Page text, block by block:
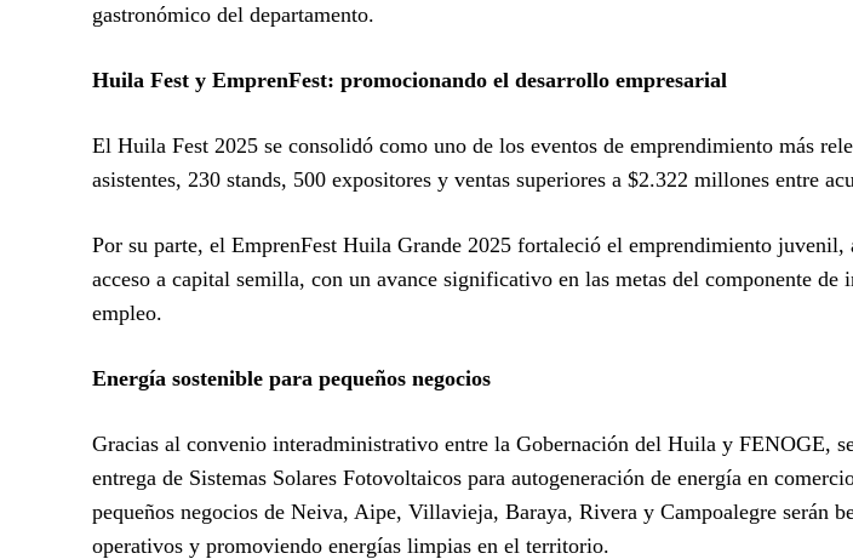
gastronómico del departamento.
Huila Fest y EmprenFest: promocionando el desarrollo empresarial
El Huila Fest 2025 se consolidó como uno de los eventos de emprendimiento más
asistentes, 230 stands, 500 expositores y ventas superiores a $2.322 millones entre
Por su parte, el EmprenFest Huila Grande 2025 fortaleció el emprendimiento
acceso a capital semilla, con un avance significativo en las metas del componente de
empleo.
Energía sostenible para pequeños negocios
Gracias al convenio interadministrativo entre la Gobernación del Huila y FENOGE,
entrega de Sistemas Solares Fotovoltaicos para autogeneración de energía en
pequeños negocios de Neiva, Aipe, Villavieja, Baraya, Rivera y Campoalegre serán
operativos y promoviendo energías limpias en el territorio.